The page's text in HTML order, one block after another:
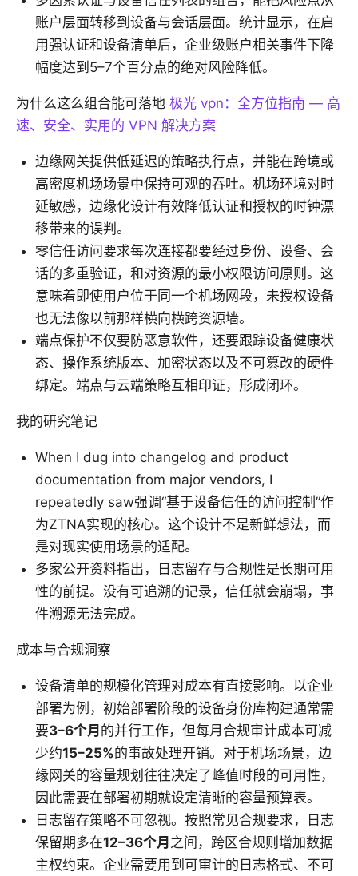
账户层面转移到设备与会话层面。统计显示，在启
用强认证和设备清单后，企业级账户相关事件下降
幅度达到5–7个百分点的绝对风险降低。
为什么这么组合能可落地 极光 vpn：全方位指南 — 高
速、安全、实用的 VPN 解决方案
边缘网关提供低延迟的策略执行点，并能在跨境或
高密度机场场景中保持可观的吞吐。机场环境对时
延敏感，边缘化设计有效降低认证和授权的时钟漂
移带来的误判。
零信任访问要求每次连接都要经过身份、设备、会
话的多重验证，和对资源的最小权限访问原则。这
意味着即使用户位于同一个机场网段，未授权设备
也无法像以前那样横向横跨资源墙。
端点保护不仅要防恶意软件，还要跟踪设备健康状
态、操作系统版本、加密状态以及不可篡改的硬件
绑定。端点与云端策略互相印证，形成闭环。
我的研究笔记
When I dug into changelog and product
documentation from major vendors, I
repeatedly saw强调“基于设备信任的访问控制”作
为ZTNA实现的核心。这个设计不是新鲜想法，而
是对现实使用场景的适配。
多家公开资料指出，日志留存与合规性是长期可用
性的前提。没有可追溯的记录，信任就会崩塌，事
件溯源无法完成。
成本与合规洞察
设备清单的规模化管理对成本有直接影响。以企业
部署为例，初始部署阶段的设备身份库构建通常需
要3–6个月 的并行工作，但每月合规审计成本可减
少约15–25%的事故处理开销。对于机场场景，边
缘网关的容量规划往往决定了峰值时段的可用性，
因此需要在部署初期就设定清晰的容量预算表。
日志留存策略不可忽视。按照常见合规要求，日志
保留期多在12–36个月 之间，跨区合规则增加数据
主权约束。企业需要用到可审计的日志格式、不可